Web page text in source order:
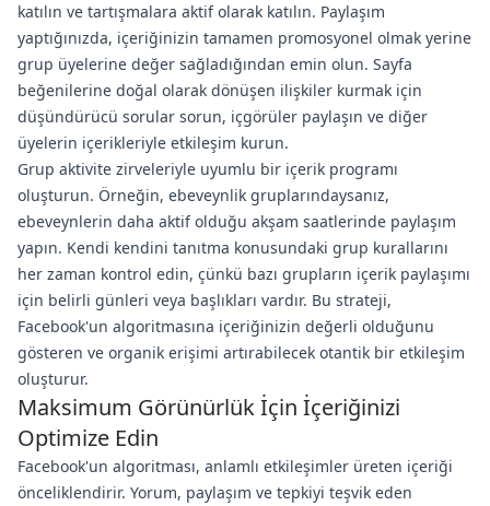
katılın ve tartışmalara aktif olarak katılın. Paylaşım
yaptığınızda, içeriğinizin tamamen promosyonel olmak yerine
grup üyelerine değer sağladığından emin olun. Sayfa
beğenilerine doğal olarak dönüşen ilişkiler kurmak için
düşündürücü sorular sorun, içgörüler paylaşın ve diğer
üyelerin içerikleriyle etkileşim kurun.
Grup aktivite zirveleriyle uyumlu bir içerik programı
oluşturun. Örneğin, ebeveynlik gruplarındaysanız,
ebeveynlerin daha aktif olduğu akşam saatlerinde paylaşım
yapın. Kendi kendini tanıtma konusundaki grup kurallarını
her zaman kontrol edin, çünkü bazı grupların içerik paylaşımı
için belirli günleri veya başlıkları vardır. Bu strateji,
Facebook'un algoritmasına içeriğinizin değerli olduğunu
gösteren ve organik erişimi artırabilecek otantik bir etkileşim
oluşturur.
Maksimum Görünürlük İçin İçeriğinizi
Optimize Edin
Facebook'un algoritması, anlamlı etkileşimler üreten içeriği
önceliklendirir. Yorum, paylaşım ve tepkiyi teşvik eden